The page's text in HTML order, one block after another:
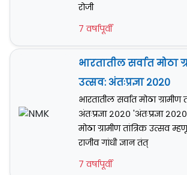
रोजी
7 वर्षापूर्वी
भारतातील सर्वात मोठा
उत्सव: अंतःप्रज्ञा २०२०
भारतातील सर्वात मोठा ग्रामीण
अंतःप्रज्ञा २०२० 'अंतःप्रज्ञा
मोठा ग्रामीण तांत्रिक उत्सव
राजीव गांधी ज्ञान तंत्
7 वर्षापूर्वी